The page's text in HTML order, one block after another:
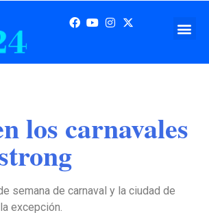
los carnavales
semana de carnaval y la ciudad de
excepción.